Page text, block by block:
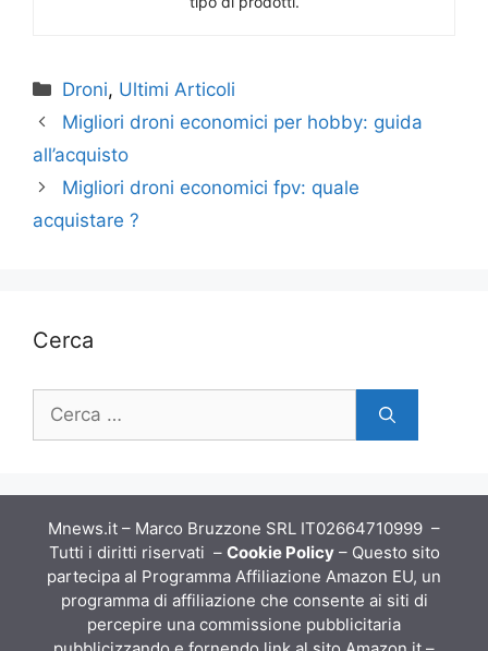
Categorie
Droni, Ultimi Articoli
Migliori droni economici per hobby: guida
all’acquisto
Migliori droni economici fpv: quale
acquistare ?
Cerca
Ricerca
Mnews.it – Marco Bruzzone SRL IT02664710999 –
Tutti i diritti riservati – Cookie Policy– Questo sito
partecipa al Programma Affiliazione Amazon EU, un
programma di affiliazione che consente ai siti di
percepire una commissione pubblicitaria